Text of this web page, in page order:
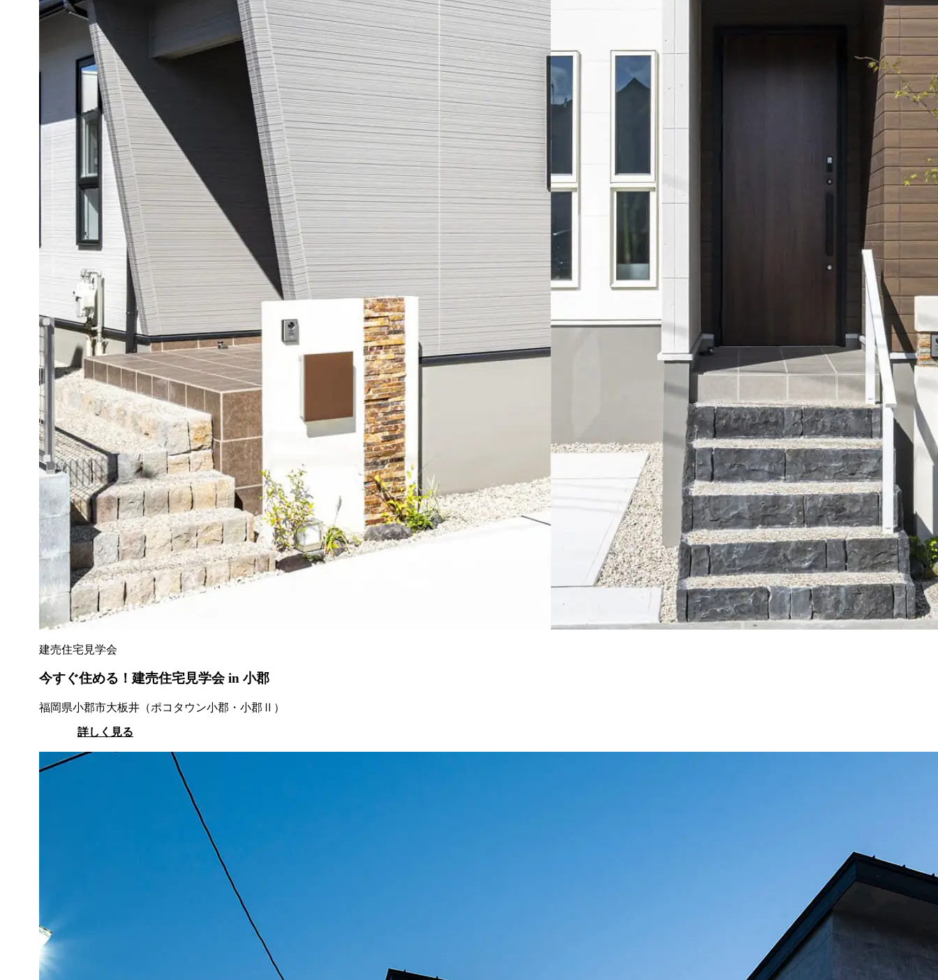
建売住宅見学会
今すぐ住める！建売住宅見学会 in 小郡
福岡県小郡市大板井（ポコタウン小郡・小郡Ⅱ）
詳しく見る